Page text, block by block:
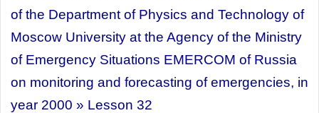
of the Department of Physics and Technology of
Moscow University at the Agency of the Ministry
of Emergency Situations EMERCOM of Russia
on monitoring and forecasting of emergencies, in
year 2000 » Lesson 32